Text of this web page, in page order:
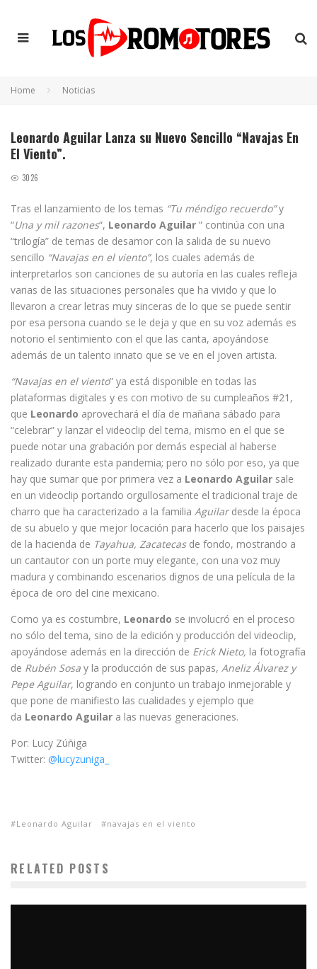
Home Noticias
Leonardo Aguilar Lanza su Nuevo Sencillo “Navajas En
El Viento”.
3026
Tras el lanzamiento de los temas “Tu méndigo recuerdo”y
“Una y mil razones“, Leonardo Aguilar ” continúa con una
“trilogía” de temas de desamor con la salida de su nuevo
sencillo “Navajas en el viento”, los cuales además de
interpretarlos son canciones de su autoría en las cuales refleja
varias de las situaciones personales que ha vivido y que lo
llevaron a crear letras muy sinceras de lo que se puede sentir
por esa persona cuando se le deja y que en su voz además es
notorio el sentimiento con el que las canta, apoyándose
además de un talento innato que se ve en el joven artista.
“Navajas en el viento” ya está disponible en todas las
plataformas digitales y es con motivo de su cumpleaños #21,
que Leonardo aprovechará el día de mañana sábado para
“celebrar” y lanzar el videoclip del tema, mismo en el que se
puede notar una grabación por demás especial al haberse
realizado durante esta pandemia; pero no sólo por eso, ya que
hay que sumar que por primera vez a Leonardo Aguilar sale
en un videoclip portando orgullosamente el tradicional traje de
charro que ha caracterizado a la familia Aguilardesde la época
de su abuelo y que mejor locación para hacerlo que los paisajes
de la hacienda de Tayahua, Zacatecasde fondo, mostrando a
un cantautor con un porte muy elegante, con una voz muy
madura y combinando escenarios dignos de una película de la
época de oro del cine mexicano.
Como ya es costumbre, Leonardo se involucró en el proceso
no sólo del tema, sino de la edición y producción del videoclip,
apoyándose además en la dirección de Erick Nieto, la fotografía
de Rubén Sosa y la producción de sus papas, Aneliz Álvarez y
Pepe Aguilar, logrando en conjunto un trabajo inmejorable y
que pone de manifiesto las cualidades y ejemplo que
da Leonardo Aguilar a las nuevas generaciones.
Por: Lucy Zúñiga
Twitter: @lucyzuniga_
Leonardo Aguilar navajas en el viento
RELATED POSTS